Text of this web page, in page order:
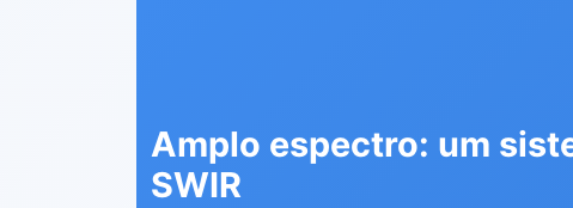
Amplo espectro: um
SWIR